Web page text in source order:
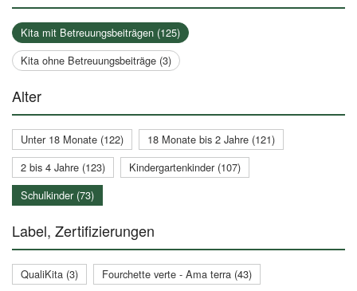
Kita mit Betreuungsbeiträgen (125)
Kita ohne Betreuungsbeiträge (3)
Alter
Unter 18 Monate (122)
18 Monate bis 2 Jahre (121)
2 bis 4 Jahre (123)
Kindergartenkinder (107)
Schulkinder (73)
Label, Zertifizierungen
QualiKita (3)
Fourchette verte - Ama terra (43)